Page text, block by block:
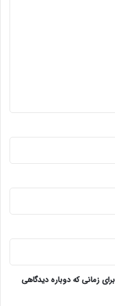
زمانی که دوباره دیدگاهی